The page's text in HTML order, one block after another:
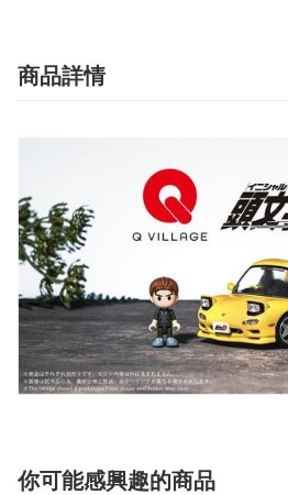
商品詳情
你可能感興趣的商品